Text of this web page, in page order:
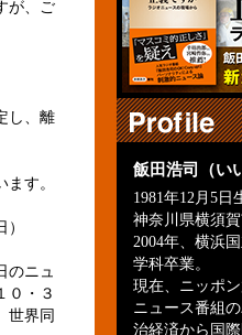
が、ご
し、離
す。
のニュ
０・３
世界同
飯田浩司（い
1981年12月5日
神奈川県横須賀
2004年、横浜
学科卒業。
現在、ニッポ
ニュース番組
治経済から国